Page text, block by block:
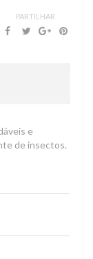
PARTILHAR
e
de insectos.